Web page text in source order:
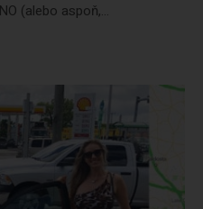
(alebo aspoň,...